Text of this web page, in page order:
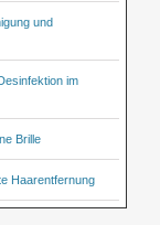
und
im
Brille
Haarentfernung